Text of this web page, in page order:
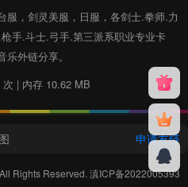
服，剑灵美服，日服，各剑士.拳师.力
手.斗士.弓手.第三派系职业专业卡
外链分享。
| 内存 10.62 MB
申请友链
All Rights Reserved. 滇ICP备2022005393